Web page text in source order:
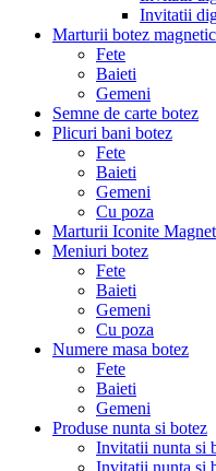
Invitatii
Marturii botez
Fete
Baieti
Gemeni
Semne de carte botez
Plicuri bani botez
Fete
Baieti
Gemeni
Cu poza
Marturii Iconite
Meniuri botez
Fete
Baieti
Gemeni
Cu poza
Numere masa botez
Fete
Baieti
Gemeni
Produse nunta si botez
Invitatii nunta si
Invitatii nunta si